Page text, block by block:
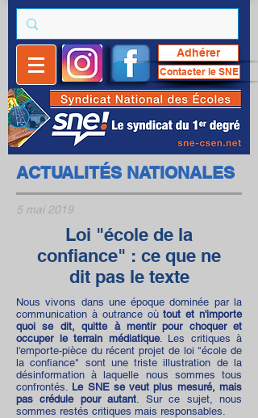
Adhérer
Contacter le SNE
ACTUALITÉS NATIONALES
5 mai 2019
Loi "école de la
confiance" : ce que ne
dit pas le texte
Nous vivons dans une époque dominée par la
communication à outrance oùtout et n'importe
quoi se dit, quitte à mentir pour choquer et
occuper le terrain médiatique. Les critiques à
l'emporte-pièce du récent projet de loi "école de
la confiance" sont une triste illustration de la
désinformation à laquelle nous sommes tous
confrontés. Le SNE se veut plus mesuré, mais
pas crédule pour autant. Sur ce sujet, nous
sommes restés critiques mais responsables.